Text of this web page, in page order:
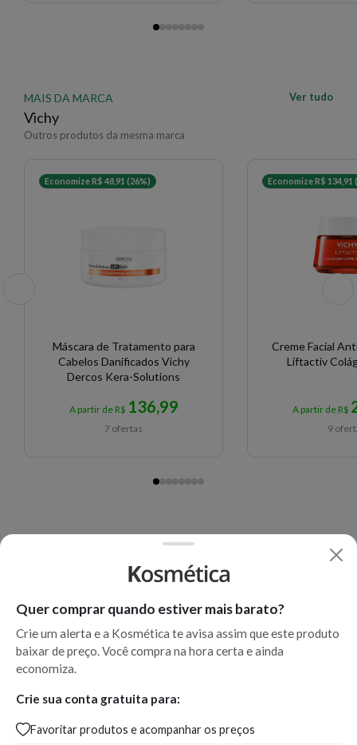
MAIS DA MARCA
Vichy
Outros produtos da mesma marca
Ver tudo
Economize R$ 48,91 (26%)
Máscara de Tratamento para
Cabelos Danificados Vichy
Dercos Kera-Solutions
A partir de R$ 136,99
7 ofertas
Economize R$ 134,91
Creme Facial
Liftactiv
A partir de R$
9
Quer comprar quando estiver mais barato?
Crie um alerta e a Kosmética te avisa assim que este produto
baixar de preço. Você compra na hora certa e ainda
economiza.
Crie sua conta gratuita para:
Favoritar produtos e acompanhar os preços